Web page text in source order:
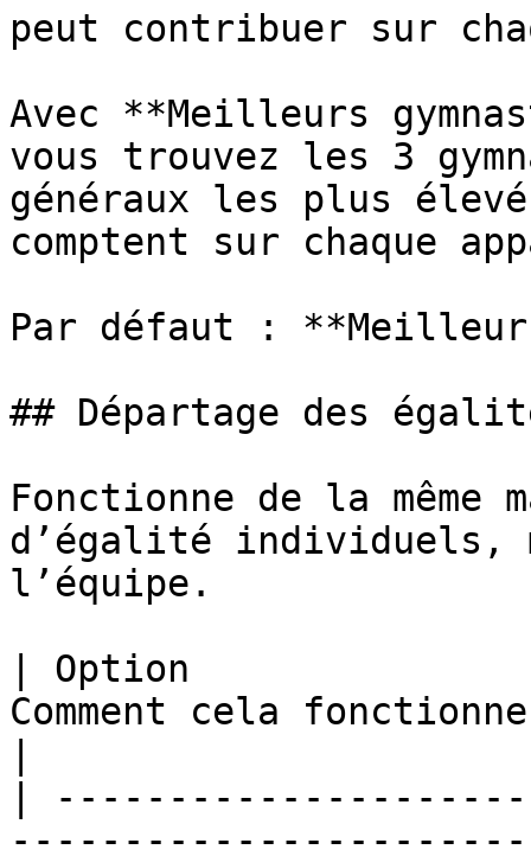
peut contribuer sur
Avec **Meilleurs
vous trouvez les 3
généraux les plus
comptent sur chaque
Par défaut :
## Départage des
Fonctionne de la même
d’égalité individuels,
l’équipe.
| Option
Comment cela fonctionne
|